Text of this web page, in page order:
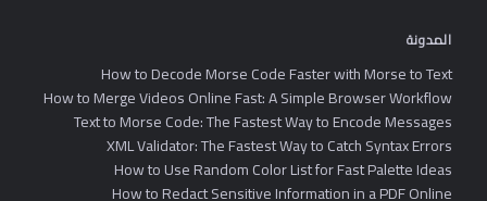
المدونة
How to Decode Morse Code Faster with Morse to Text
How to Merge Videos Online Fast: A Simple Browser Workflow
Text to Morse Code: The Fastest Way to Encode Messages
XML Validator: The Fastest Way to Catch Syntax Errors
How to Use Random Color List for Fast Palette Ideas
How to Redact Sensitive Information in a PDF Online